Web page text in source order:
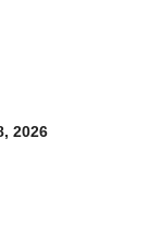
2026